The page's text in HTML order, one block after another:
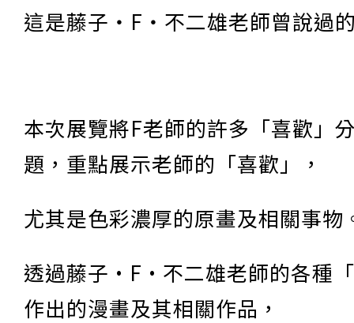
這是藤子・F・不二雄老師曾說過
本次展覽將F老師的許多「喜歡」
題，重點展示老師的「喜歡」，
尤其是色彩濃厚的原畫及相關事物
透過藤子·F·不二雄老師的各種
作出的漫畫及其相關作品，